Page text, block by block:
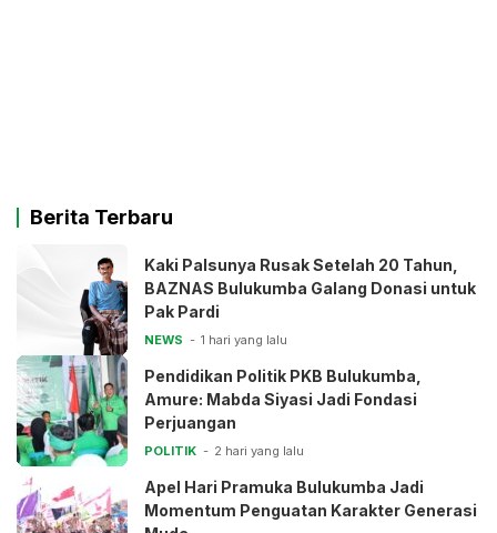
Berita Terbaru
Kaki Palsunya Rusak Setelah 20 Tahun,
BAZNAS Bulukumba Galang Donasi untuk
Pak Pardi
NEWS 1 hari yang lalu
Pendidikan Politik PKB Bulukumba,
Amure: Mabda Siyasi Jadi Fondasi
Perjuangan
POLITIK 2 hari yang lalu
Apel Hari Pramuka Bulukumba Jadi
Momentum Penguatan Karakter Generasi